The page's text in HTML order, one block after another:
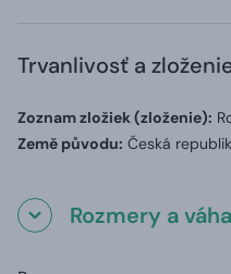
Trvanlivosť a
Zoznam zložiek (zloženie):
Země původu: Česká
Rozmery a váha